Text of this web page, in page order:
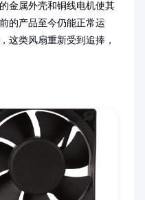
金属外壳和铜线电机使其
的产品至今仍能正常运
这类风扇重新受到追捧，